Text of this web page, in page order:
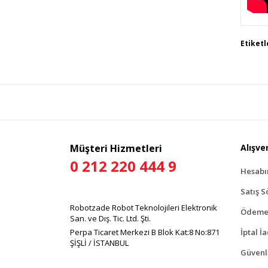
Bu
Müşteri Hizmetleri
0 212 220 444 9
Robotzade Robot Teknolojileri Elektronik
San. ve Dış. Tic. Ltd. Şti.
Perpa Ticaret Merkezi B Blok Kat:8 No:871
ŞİŞLİ / İSTANBUL
Satış
İptal